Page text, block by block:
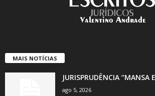
MAIS NOTÍCIAS
JURISPRUDÊNCIA “MANSA
ago 5, 2026